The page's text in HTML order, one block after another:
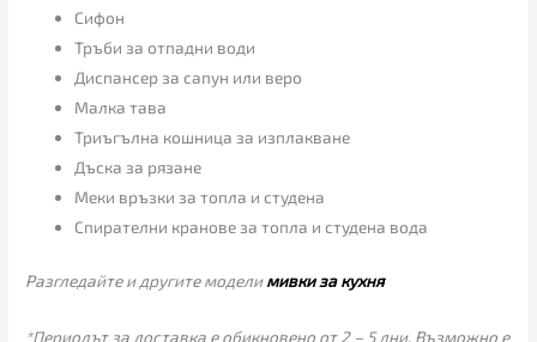
Сифон
Тръби за отпадни води
Диспансер за сапун или веро
Малка тава
Триъгълна кошница за изплакване
Дъска за рязане
Меки връзки за топла и студена
Спирателни кранове за топла и студена вода
Разгледайте и другите моделимивки за кухня
*Периодът за доставка е обикновено от 2 – 5 дни. Възможно е